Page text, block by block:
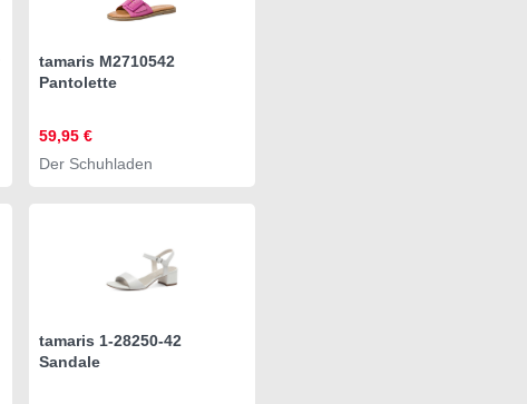
tamaris M2710542
Pantolette
59,95 €
Der Schuhladen
tamaris 1-28250-42
Sandale